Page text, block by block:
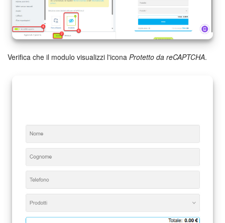
Flussi di lavoro
Marketing
Impostazioni
Bitrix24 On-Premise
Bitrix24 Messenger
Verifica che il modulo visualizzi l'icona Protetto da reCAPTCHA.